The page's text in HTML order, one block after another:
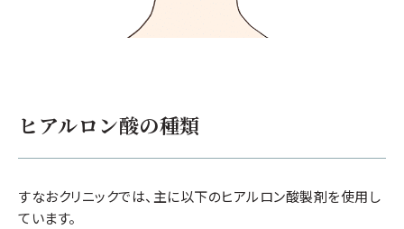
ヒアルロン酸の種類
すなおクリニックでは、主に以下のヒアルロン酸製剤を使用し
ています。